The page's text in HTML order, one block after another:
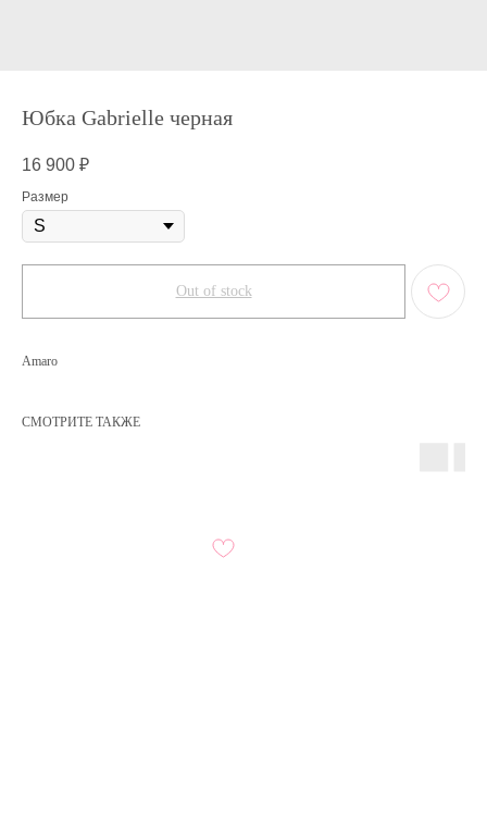
Юбка Gabrielle черная
16 900 ₽
Размер
Out of stock
Amaro
СМОТРИТЕ ТАКЖЕ